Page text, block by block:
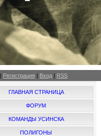
| Регистрация | Вход | RSS
ГЛАВНАЯ СТРАНИЦА
ФОРУМ
КОМАНДЫ УСИНСКА
ПОЛИГОНЫ